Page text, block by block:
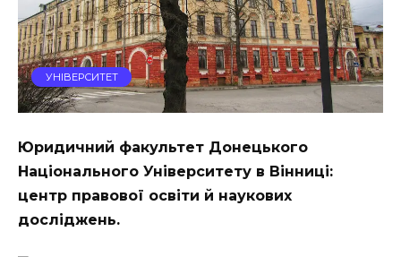
УНІВЕРСИТЕТ
Юридичний факультет Донецького
Національного Університету в Вінниці:
центр правової освіти й наукових
досліджень.